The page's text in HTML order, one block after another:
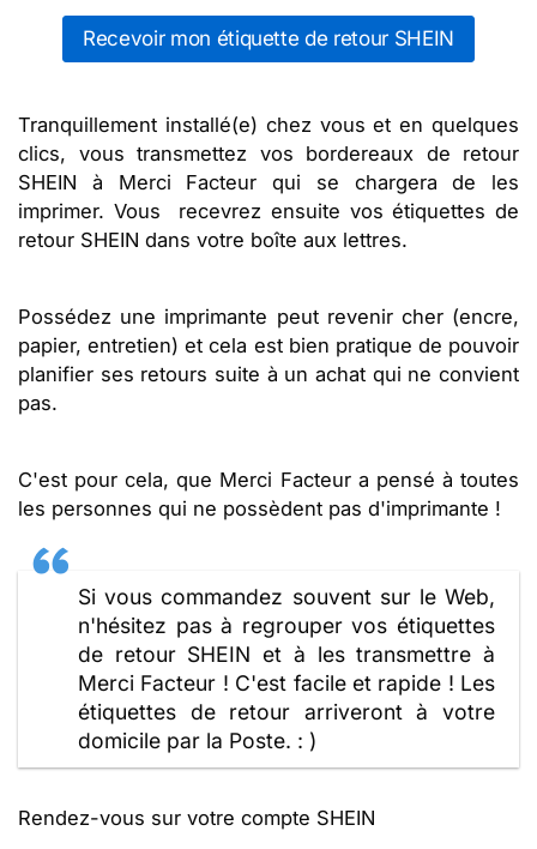
Recevoir mon étiquette de retour SHEIN
Tranquillement installé(e) chez vous et en quelques
clics, vous transmettez vos bordereaux de retour
SHEIN à Merci Facteur qui se chargera de les
imprimer. Vous recevrez ensuite vos étiquettes de
retour SHEIN dans votre boîte aux lettres.
Possédez une imprimante peut revenir cher (encre,
papier, entretien) et cela est bien pratique de pouvoir
planifier ses retours suite à un achat qui ne convient
pas.
C'est pour cela, que Merci Facteur a pensé à toutes
les personnes qui ne possèdent pas d'imprimante !
Si vous commandez souvent sur le Web,
n'hésitez pas à regrouper vos étiquettes
de retour SHEIN et à les transmettre à
Merci Facteur ! C'est facile et rapide ! Les
étiquettes de retour arriveront à votre
domicile par la Poste. : )
Rendez-vous sur votre compte SHEIN